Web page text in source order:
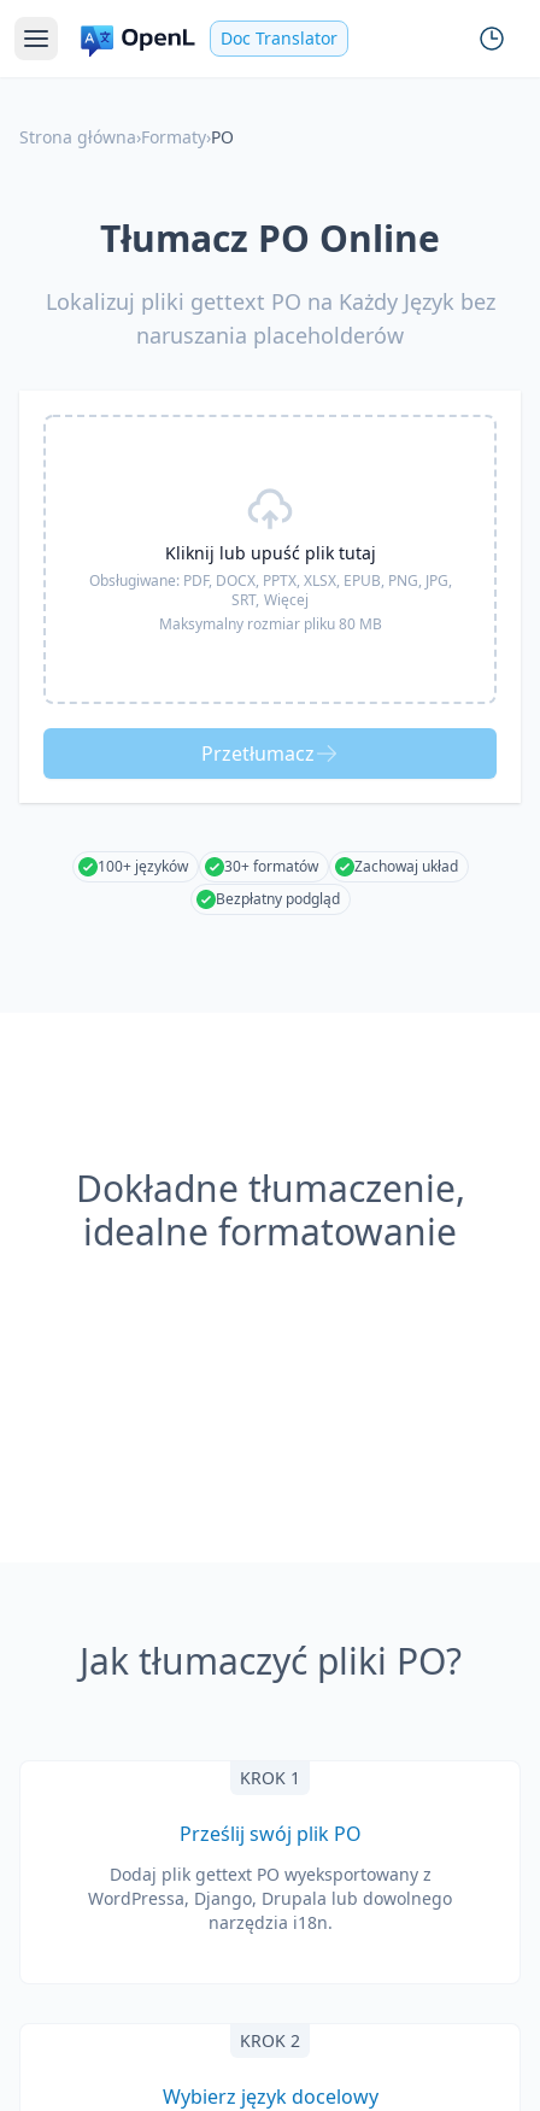
Doc Translator
Strona główna›Formaty›PO
Tłumacz PO Online
Lokalizuj pliki gettext PO na Każdy Język bez
naruszania placeholderów
Kliknij lub upuść plik tutaj
Obsługiwane: PDF, DOCX, PPTX, XLSX, EPUB, PNG, JPG,
SRT, Więcej
Maksymalny rozmiar pliku 80 MB
Przetłumacz
100+ języków 30+ formatów
Zachowaj układ
Bezpłatny podgląd
Dokładne tłumaczenie,
idealne formatowanie
Jak tłumaczyć pliki PO?
KROK 1
Prześlij swój plik PO
Dodaj plik gettext PO wyeksportowany z
WordPressa, Django, Drupala lub dowolnego
narzędzia i18n.
KROK 2
Wybierz język docelowy